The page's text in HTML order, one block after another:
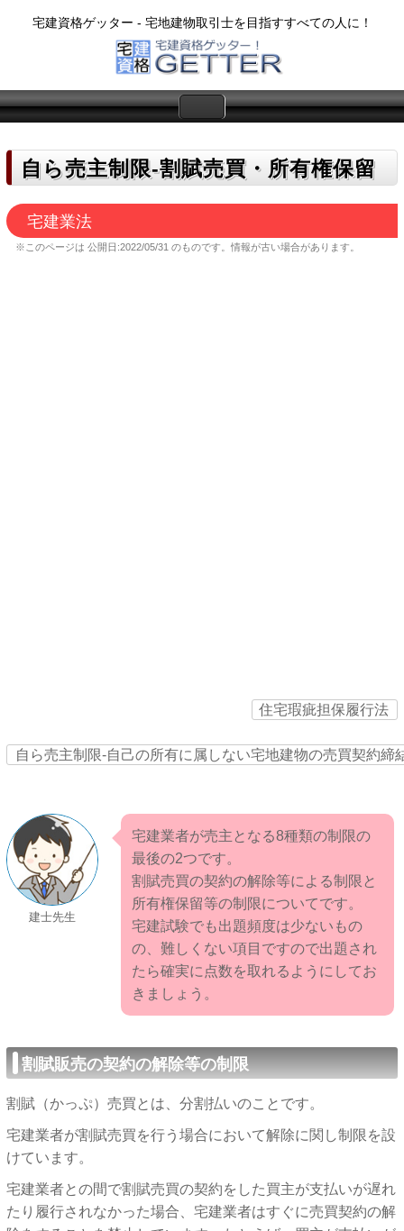
宅建資格ゲッター - 宅地建物取引士を目指すすべての人に！
自ら売主制限‐割賦売買・所有権保留
宅建業法
※このページは 公開日:2022/05/31のものです。情報が古い場合があります。
住宅瑕疵担保履行法
自ら売主制限‐自己の所有に属しない宅地建物の売買契約締
建士先生
宅建業者が売主となる8種類の制限の
最後の2つです。
割賦売買の契約の解除等による制限と
所有権保留等の制限についてです。
宅建試験でも出題頻度は少ないもの
の、難しくない項目ですので出題され
たら確実に点数を取れるようにしてお
きましょう。
割賦販売の契約の解除等の制限
割賦（かっぷ）売買とは、分割払いのことです。
宅建業者が割賦売買を行う場合において解除に関し制限を設
けています。
宅建業者との間で割賦売買の契約をした買主が支払いが遅れ
たり履行されなかった場合、宅建業者はすぐに売買契約の解